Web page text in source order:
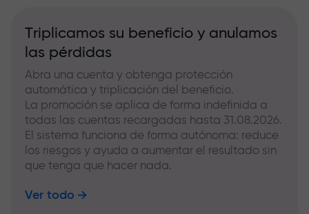
Triplicamos su beneficio y anulamos
las pérdidas
Abra una cuenta y obtenga protección
automática y triplicación del beneficio.
La promoción se aplica de forma indefinida a
todas las cuentas recargadas hasta 31.08.2026.
El sistema funciona de forma autónoma: reduce
los riesgos y ayuda a aumentar el resultado sin
que tenga que hacer nada.
Ver todo